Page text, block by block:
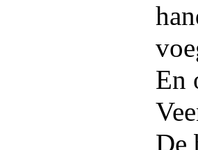
En
De